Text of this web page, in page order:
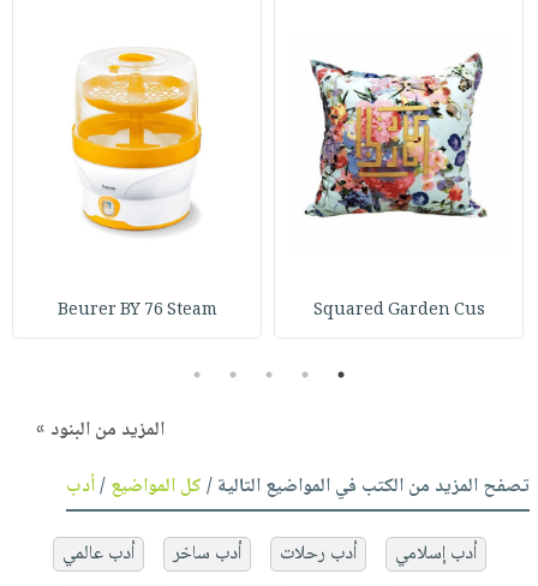
Squared Garden Cus
Beurer BY 76 Steam
1
2
3
4
5
المزيد من البنود »
تصفح المزيد من الكتب في المواضيع التالية /كل المواضيع/أدب
أدب إسلامي أدب رحلات أدب ساخر
أدب عالمي